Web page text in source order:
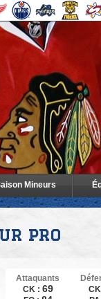
Mineurs
pro
Attaquants
CK : 69